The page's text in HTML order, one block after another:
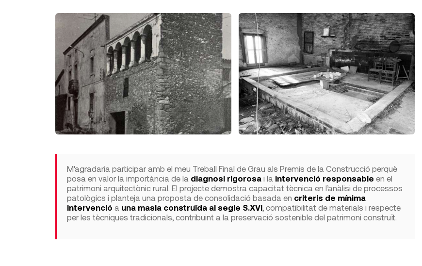
M'agradaria participar amb el meu Treball Final de Grau als Premis de la Construcció perquè
posa en valor la importància de la diagnosi rigorosai la intervenció responsable en el
patrimoni arquitectònic rural. El projecte demostra capacitat tècnica en l’anàlisi de processos
patològics i planteja una proposta de consolidació basada en criteris de mínima
intervenció a una masia construïda al segle S.XVI, compatibilitat de materials i respecte
per les tècniques tradicionals, contribuint a la preservació sostenible del patrimoni construït.